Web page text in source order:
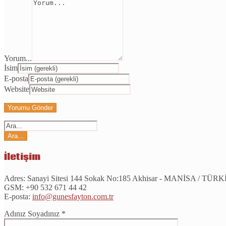
Yorum...
İsim
E-posta
Website
İletişim
Adres: Sanayi Sitesi 144 Sokak No:185 Akhisar - MANİSA /
GSM: +90 532 671 44 42
E-posta: info@gunesfayton.com.tr
Adınız Soyadınız *